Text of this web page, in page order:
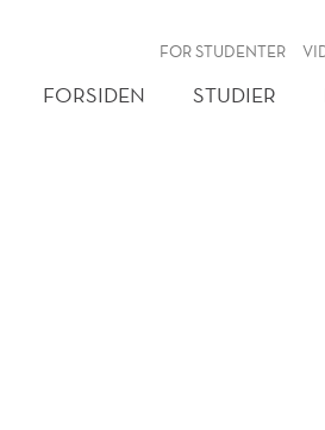
FOR STUDENTER
FORSIDEN STUDIER